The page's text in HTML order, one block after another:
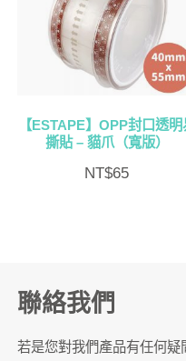
【ESTAPE】OPP封口透明
撕貼 – 貓爪（寬版）
NT$65
聯絡我們
若是您對我們產品有任何疑